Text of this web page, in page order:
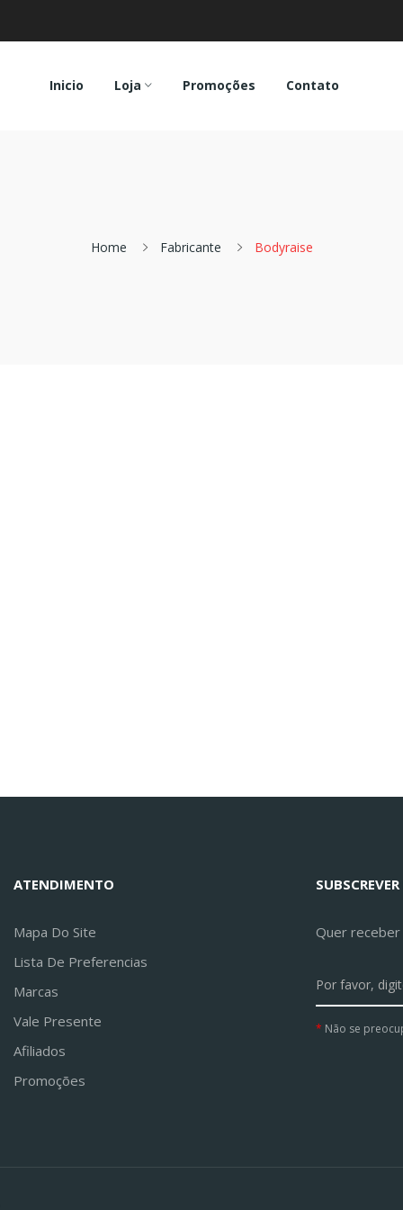
Inicio Loja Promoções Contato
Home Fabricante Bodyraise
ATENDIMENTO
Mapa Do Site
Lista De Preferencias
Marcas
Vale Presente
Afiliados
Promoções
Quer receber
Não se